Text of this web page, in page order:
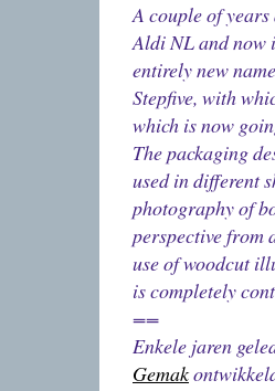
A couple of
Aldi NL and now
entirely new
Stepfive, with
which is now
The packaging
used in different
photography of
perspective from
use of woodcut
is completely
==
Enkele jaren
Gemak